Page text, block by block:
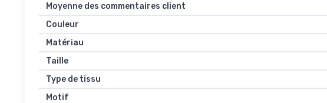
Moyenne des commentaires client
Couleur
Matériau
Taille
Type de tissu
Motif